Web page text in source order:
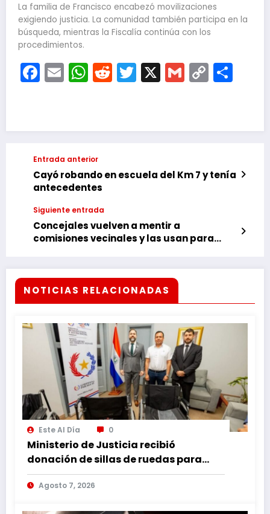
La familia de Francisco encabezó movilizaciones
exigiendo justicia. La comunidad también participa en la
búsqueda, mientras la Fiscalía continúa con los
procedimientos.
Facebook
EmailWhatsApp
Reddit
Twitter
X Gmail
Copy
Link
Entrada anterior
Cayó robando en escuela del Km 7 y tenía
antecedentes
Siguiente entrada
Concejales vuelven a mentir a
comisiones vecinales y las usan para
NOTICIAS RELACIONADAS
Este Al Día 0
Ministerio de Justicia recibió
donación de sillas de ruedas para
internos vulnerables
Agosto 7, 2026